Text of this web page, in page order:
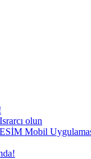
olun
Mobil